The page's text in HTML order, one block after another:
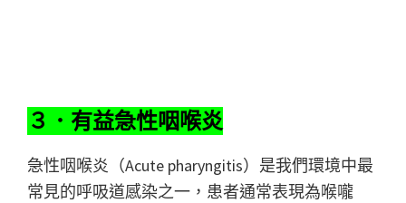
３．有益急性咽喉炎
急性咽喉炎（Acute pharyngitis）是我們環境中最
常見的呼吸道感染之一，患者通常表現為喉嚨